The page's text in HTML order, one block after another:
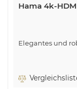
Hama 4k-
Elegantes und